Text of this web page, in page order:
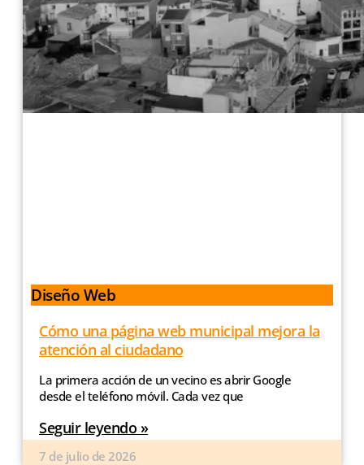
Diseño Web
Cómo una página web municipal mejora la
atención al ciudadano
La primera acción de un vecino es abrir Google
desde el teléfono móvil. Cada vez que
Seguir leyendo »
7 de julio de 2026